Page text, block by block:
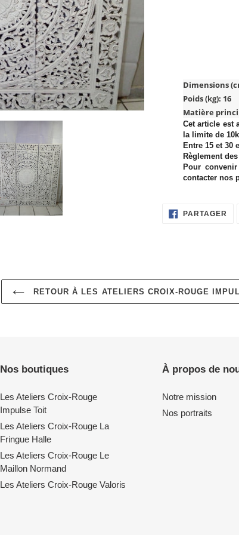
panier
Dimensions
Poids (kg): 16
Matière
Cet article est
la limite de
Entre 15 et 30
Règlement
Pour
contacter nos
PARTAGER
RETOUR À LES ATELIERS CROIX-ROUGE
Nos boutiques
Les Ateliers Croix-Rouge
Impulse Toit
Les Ateliers Croix-Rouge La
Fringue Halle
Les Ateliers Croix-Rouge Le
Maillon Normand
Les Ateliers Croix-Rouge Valoris
À propos de
Notre mission
Nos portraits